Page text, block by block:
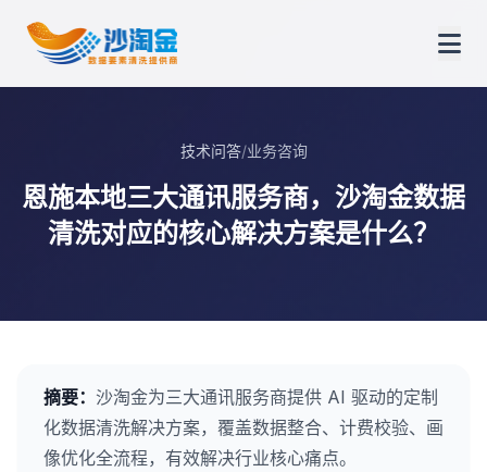
技术问答/业务咨询
恩施本地三大通讯服务商，沙淘金数据
清洗对应的核心解决方案是什么？
摘要： 沙淘金为三大通讯服务商提供 AI 驱动的定制
化数据清洗解决方案，覆盖数据整合、计费校验、画
像优化全流程，有效解决行业核心痛点。